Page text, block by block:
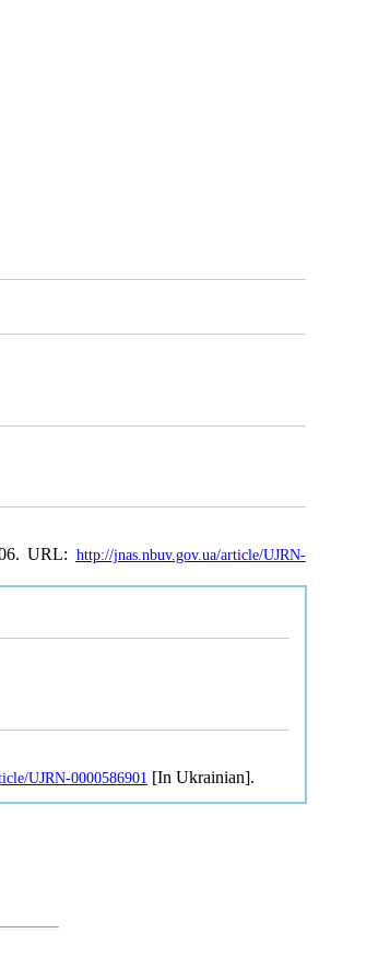
URL: http://jnas.nbuv.gov.ua/article/UJRN-
UJRN-0000586901 [In Ukrainian].